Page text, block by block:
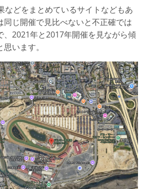
などをまとめているサイトなどもあ
同じ開催で見比べないと不正確では
、2021年と2017年開催を見ながら傾
います。